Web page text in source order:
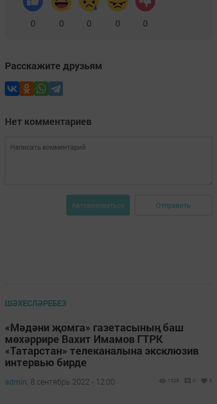
0 0 0 0 0
Расскажите друзьям
Нет комментариев
Авторизоваться Отправить
ШӘХЕСЛӘРЕБЕЗ
«Мәдәни җомга» газетасының баш
мөхәррире Вахит Имамов ГТРК
«Татарстан» телеканалына эксклюзив
интервью бирде
admin, 8 сентябрь 2022 - 12:00 1328 0 3